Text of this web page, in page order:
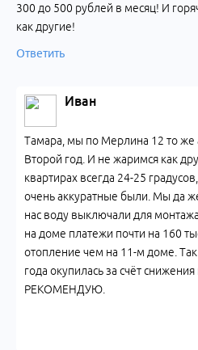
300 до 500 рублей в месяц! И
как другие!
Ответить
Иван
Тамара, мы по Мерлина 12 то же
Второй год. И не жаримся как
квартирах всегда 24-25
очень аккуратные были. Мы да
нас воду выключали для
на доме платежи почти на 160
отопление чем на 11-м доме. Так
года окупилась за счёт
РЕКОМЕНДУЮ.